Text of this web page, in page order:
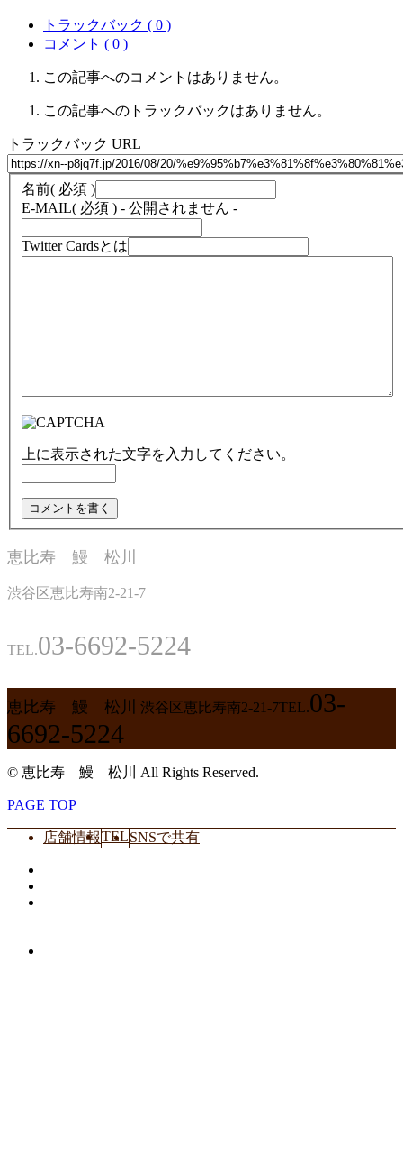
トラックバック ( 0 )
コメント ( 0 )
この記事へのコメントはありません。
この記事へのトラックバックはありません。
トラックバック URL
名前( 必須 )
E-MAIL( 必須 ) - 公開されません -
Twitter Cardsとは
上に表示された文字を入力してください。
恵比寿 鰻 松川
渋谷区恵比寿南2-21-7
TEL.03-6692-5224
恵比寿 鰻 松川 渋谷区恵比寿南2-21-7TEL.03-
6692-5224
© 恵比寿 鰻 松川 All Rights Reserved.
PAGE TOP
店舗情報TELSNSで共有